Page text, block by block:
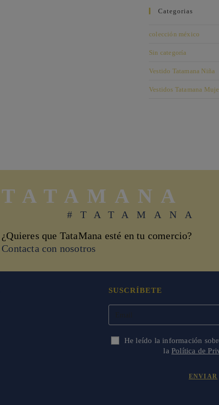
Categorias
colección méxico
Sin categoría
Vestido Tatamana Niña
Vestidos Tatamana
TATAMANA
#TATAMANA
¿Quieres que TataMana esté en tu comercio?
Contacta con nosotros
SUSCRÍBETE
He leído la información
la Política de